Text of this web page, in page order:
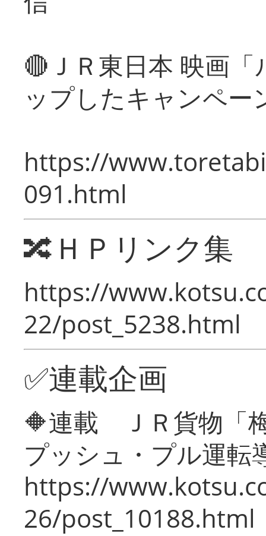
🔴ＪＲ東日本 映画
ップしたキャンペー
https://
091.html
🔀ＨＰリンク集
https://
22/post_5238.html
✅連載企画
🔶連載 ＪＲ貨物「
プッシュ・プル運転
https://
26/post_10188.html